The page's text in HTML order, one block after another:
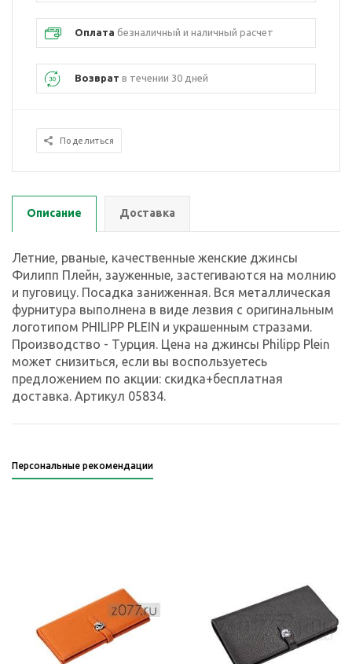
Оплата безналичный и наличный расчет
Возврат в течении 30 дней
Поделиться
Описание Доставка
Летние, рваные, качественные женские джинсы
Филипп Плейн, зауженные, застегиваются на молнию
и пуговицу. Посадка заниженная. Вся металлическая
фурнитура выполнена в виде лезвия с оригинальным
логотипом PHILIPP PLEIN и украшенным стразами.
Производство - Турция. Цена на джинсы Philipp Plein
может снизиться, если вы воспользуетесь
предложением по акции: скидка+бесплатная
доставка. Артикул 05834.
Персональные рекомендации